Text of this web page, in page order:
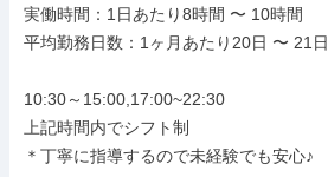
実働時間：1日あたり8時間 〜 10時間
平均勤務日数：1ヶ月あたり20日 〜 21日
10:30～15:00,17:00~22:30
上記時間内でシフト制
＊丁寧に指導するので未経験でも安心♪